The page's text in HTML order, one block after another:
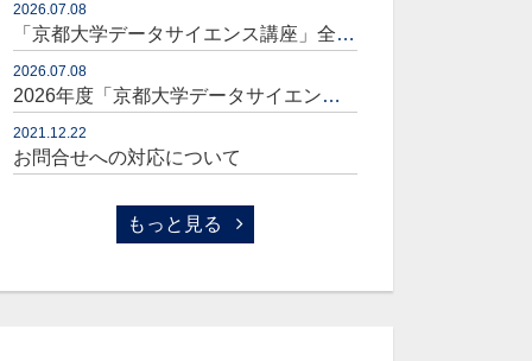
2026.07.08
「京都大学データサイエンス講座」全コースセット販売開始のお知らせ
2026.07.08
2026年度「京都大学データサイエンス講座」販売開始のお知らせ
2021.12.22
お問合せへの対応について
もっと見る